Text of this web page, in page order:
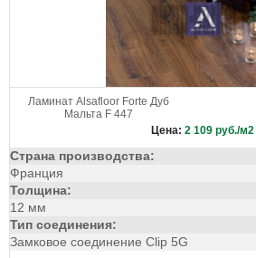
Ламинат Alsafloor Forte Дуб
Мальта F 447
Цена: 2 109 руб./м2
Страна производства:
Франция
Толщина:
12 мм
Тип соединения:
Замковое соединение Clip 5G